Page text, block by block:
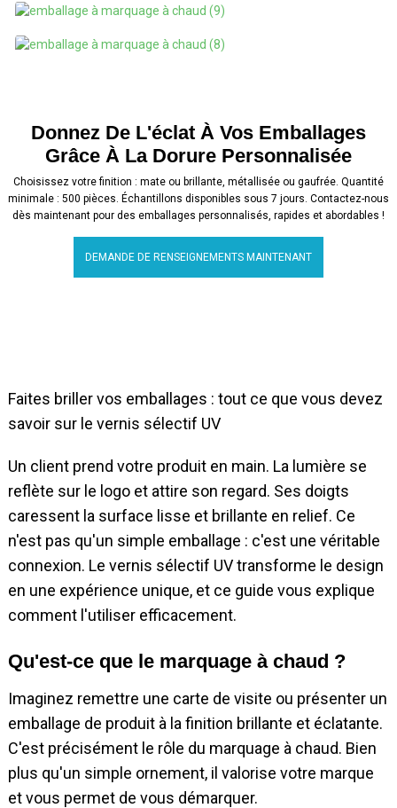
Donnez De L'éclat À Vos Emballages
Grâce À La Dorure Personnalisée
Choisissez votre finition : mate ou brillante, métallisée ou gaufrée. Quantité
minimale : 500 pièces. Échantillons disponibles sous 7 jours. Contactez-nous
dès maintenant pour des emballages personnalisés, rapides et abordables !
DEMANDE DE RENSEIGNEMENTS MAINTENANT
Faites briller vos emballages : tout ce que vous devez
savoir sur le vernis sélectif UV
Un client prend votre produit en main. La lumière se
reflète sur le logo et attire son regard. Ses doigts
caressent la surface lisse et brillante en relief. Ce
n'est pas qu'un simple emballage : c'est une véritable
connexion. Le vernis sélectif UV transforme le design
en une expérience unique, et ce guide vous explique
comment l'utiliser efficacement.
Qu'est-ce que le marquage à chaud ?
Imaginez remettre une carte de visite ou présenter un
emballage de produit à la finition brillante et éclatante.
C'est précisément le rôle du marquage à chaud. Bien
plus qu'un simple ornement, il valorise votre marque
et vous permet de vous démarquer.